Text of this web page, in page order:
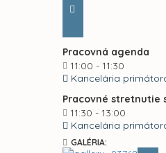
Pracovná agenda
11:00 - 11:30
Kancelária
Pracovné stretnutie
11:30 - 13:00
Kancelária
GALÉRIA: